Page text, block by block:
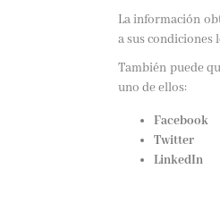
La información
a sus condiciones
También puede
uno de ellos:
Facebook
Twitter
LinkedIn